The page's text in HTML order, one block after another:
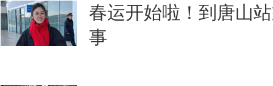
春运开始啦！到唐山
事